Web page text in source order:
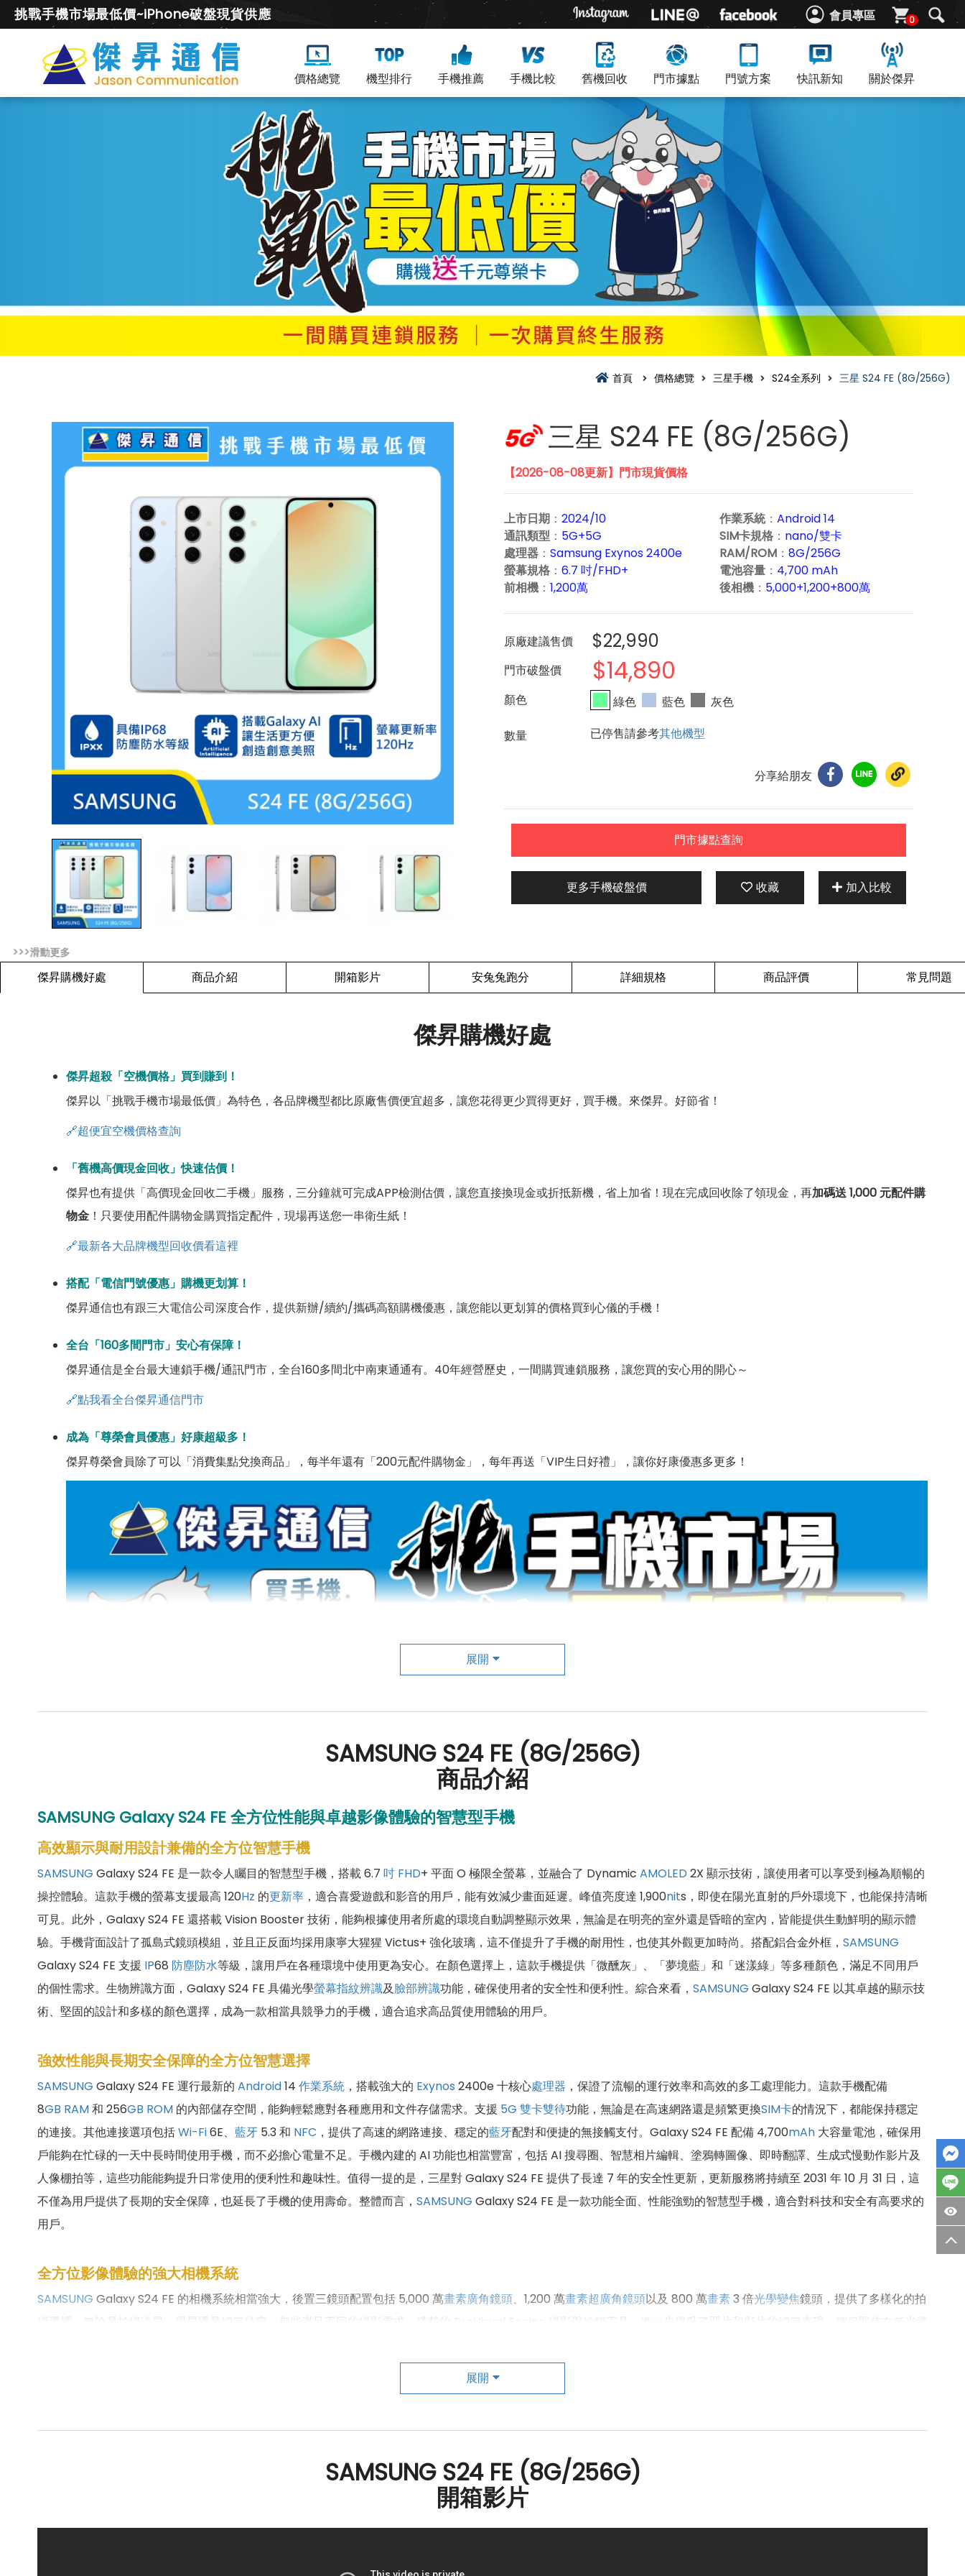
會員專區 0
挑戰手機市場最低價~iPhone破盤現貨供應
價格總覽 機型排行 手機推薦 手機比較 舊機回收 門市據點 門號方案 快訊新知 關於傑昇
首頁 價格總覽 三星手機 S24全系列 三星 S24 FE (8G/256G)
三星 S24 FE (8G/256G)
【2026-08-08更新】門市現貨價格
上市日期 ： 2024/10 作業系統： Android 14
通訊類型 ： 5G+5G SIM卡規格 ： nano/雙卡
處理器 ： Samsung Exynos 2400e RAM/ROM ： 8G/256G
螢幕規格 ： 6.7 吋/FHD+ 電池容量 ： 4,700 mAh
前相機 ： 1,200萬 後相機 ： 5,000+1,200+800萬
原廠建議售價 $22,990
門市破盤價 $14,890
綠色 藍色
灰色
已停售請參考其他機型
分享給朋友
門市據點查詢
更多手機破盤價 收藏 加入比較
傑昇購機好處 商品介紹 開箱影片 安兔兔跑分 詳細規格 商品評價 常見問題
傑昇購機好處
傑昇超殺「空機價格」買到賺到！
傑昇以「挑戰手機市場最低價」為特色，各品牌機型都比原廠售價便宜超多，讓您花得更少買得更好，買手機。來傑昇。好節省！
🔗超便宜空機價格查詢
「舊機高價現金回收」快速估價！
傑昇也有提供「高價現金回收二手機」服務，三分鐘就可完成APP檢測估價，讓您直接換現金或折抵新機，省上加省！現在完成回收除了領現金，再加碼送 1,000 元配件購
物金 ！只要使用配件購物金購買指定配件，現場再送您一串衛生紙！
🔗最新各大品牌機型回收價看這裡
搭配「電信門號優惠」購機更划算！
傑昇通信也有跟三大電信公司深度合作，提供新辦/續約/攜碼高額購機優惠，讓您能以更划算的價格買到心儀的手機！
全台「160多間門市」安心有保障！
傑昇通信是全台最大連鎖手機/通訊門市，全台160多間北中南東通通有。40年經營歷史，一間購買連鎖服務，讓您買的安心用的開心～
🔗點我看全台傑昇通信門市
成為「尊榮會員優惠」好康超級多！
傑昇尊榮會員除了可以「消費集點兌換商品」，每半年還有「200元配件購物金」，每年再送「VIP生日好禮」，讓你好康優惠多更多！
展開
SAMSUNG S24 FE (8G/256G)
商品介紹
SAMSUNG Galaxy S24 FE 全方位性能與卓越影像體驗的智慧型手機
高效顯示與耐用設計兼備的全方位智慧手機
SAMSUNG Galaxy S24 FE 是一款令人矚目的智慧型手機，搭載 6.7 吋 FHD+ 平面 O 極限全螢幕，並融合了 Dynamic AMOLED 2X 顯示技術，讓使用者可以享受到極為順暢的
操控體驗。這款手機的螢幕支援最高 120Hz 的更新率 ，適合喜愛遊戲和影音的用戶，能有效減少畫面延遲。峰值亮度達 1,900nits，即使在陽光直射的戶外環境下，也能保持清晰
可見。此外，Galaxy S24 FE 還搭載 Vision Booster 技術，能夠根據使用者所處的環境自動調整顯示效果，無論是在明亮的室外還是昏暗的室內，皆能提供生動鮮明的顯示體
驗。手機背面設計了孤島式鏡頭模組，並且正反面均採用康寧大猩猩 Victus+ 強化玻璃，這不僅提升了手機的耐用性，也使其外觀更加時尚。搭配鋁合金外框， SAMSUNG
Galaxy S24 FE 支援 IP68 防塵防水等級，讓用戶在各種環境中使用更為安心。在顏色選擇上，這款手機提供「微醺灰」、「夢境藍」和「迷漾綠」等多種顏色，滿足不同用戶
的個性需求。生物辨識方面，Galaxy S24 FE 具備光學螢幕指紋辨識及臉部辨識功能，確保使用者的安全性和便利性。綜合來看， SAMSUNG Galaxy S24 FE 以其卓越的顯示技
術、堅固的設計和多樣的顏色選擇，成為一款相當具競爭力的手機，適合追求高品質使用體驗的用戶。
強效性能與長期安全保障的全方位智慧選擇
SAMSUNG Galaxy S24 FE 運行最新的 Android14 作業系統 ，搭載強大的 Exynos 2400e 十核心處理器 ，保證了流暢的運行效率和高效的多工處理能力。這款手機配備
8GB RAM和 256GB ROM 的內部儲存空間，能夠輕鬆應對各種應用和文件存儲需求。支援 5G 雙卡雙待功能，無論是在高速網路還是頻繁更換SIM卡的情況下，都能保持穩定
的連接。其他連接選項包括Wi-Fi6E、 藍牙 5.3 和 NFC ，提供了高速的網路連接、穩定的藍牙配對和便捷的無接觸支付。Galaxy S24 FE 配備 4,700mAh 大容量電池，確保用
戶能夠在忙碌的一天中長時間使用手機，而不必擔心電量不足。手機內建的 AI 功能也相當豐富，包括 AI 搜尋圈、智慧相片編輯、塗鴉轉圖像、即時翻譯、生成式慢動作影片及
人像棚拍等，這些功能能夠提升日常使用的便利性和趣味性。值得一提的是，三星對 Galaxy S24 FE 提供了長達 7 年的安全性更新，更新服務將持續至 2031 年 10 月 31 日，這
不僅為用戶提供了長期的安全保障，也延長了手機的使用壽命。整體而言， SAMSUNG Galaxy S24 FE 是一款功能全面、性能強勁的智慧型手機，適合對科技和安全有高要求的
用戶。
全方位影像體驗的強大相機系統
SAMSUNG Galaxy S24 FE 的相機系統相當強大，後置三鏡頭配置包括 5,000 萬畫素廣角鏡頭、1,200 萬畫素超廣角鏡頭以及 800 萬畫素3 倍光學變焦鏡頭，提供了多樣化的拍
攝選擇，無論是拍攝遠景、風景還是細節特寫，都能滿足不同的攝影需求。搭載的 ProVisual Engine 攝影與編輯工具，進一步提升了照片和影片的細節表現，確保即使在低光源
自然光線下的細膩細節。此外，自拍功能支援臉部美肌模式，讓用戶在自拍時可以調整膚色與細節，拍出更具吸引力的自拍照，適合喜愛自拍的使用者。無論是日常拍攝還是專
業級影像創作，Galaxy S24 FE 的相機系統都能應對自如，從超廣角到遠距離拍攝都有出色表現。這款手機不僅滿足了攝影愛好者的需求，也為一般用戶提供了優秀的影像體
展開
SAMSUNG S24 FE (8G/256G)
開箱影片